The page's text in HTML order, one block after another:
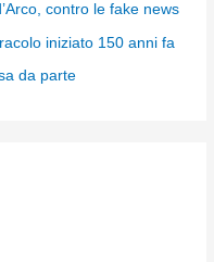
contro le fake news
iniziato 150 anni fa
da parte